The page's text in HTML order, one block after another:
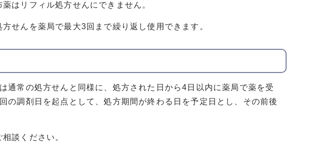
はリフィル処方せんにできません。
せんを薬局で最大3回まで繰り返し使用できます。
通常の処方せんと同様に、処方された日から4日以内に薬局で薬を受
の調剤日を起点として、処方期間が終わる日を予定日とし、その前後
談ください。